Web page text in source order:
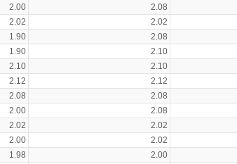
2.00 2.08
2.02 2.02
1.90 2.08
1.90 2.10
2.10 2.10
2.12 2.12
2.08 2.08
2.00 2.08
2.02 2.02
2.00 2.02
1.98 2.00